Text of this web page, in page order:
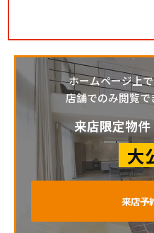
ホームページ上で
店舗でのみ閲覧
来店限定物件
大
来店予